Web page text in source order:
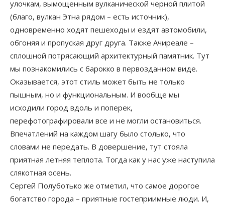
улочкам, вымощенным вулканической черной плитой
(благо, вулкан Этна рядом – есть источник),
одновременно ходят пешеходы и ездят автомобили,
обгоняя и пропуская друг друга. Также Ачиреале –
сплошной потрясающий архитектурный памятник. Тут
мы познакомились с барокко в первозданном виде.
Оказывается, этот стиль может быть не только
пышным, но и функциональным. И вообще мы
исходили город вдоль и поперек,
перефотографировали все и не могли остановиться.
Впечатлений на каждом шагу было столько, что
словами не передать. В довершение, тут стояла
приятная летняя теплота. Тогда как у нас уже наступила
слякотная осень.
Сергей Полуботько же отметил, что самое дорогое
богатство города – приятные гостеприимные люди. И,